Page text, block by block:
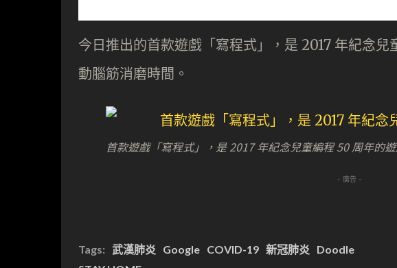
今日推出的首款遊戲「寫程式」，是 2017 年紀念
動腦筋消磨時間。
首款遊戲「寫程式」，是 2017 年紀念兒童編程 50 周年的遊
- 廣告 -
Tags: 武漢肺炎 Google COVID-19 新冠肺炎
Doodle